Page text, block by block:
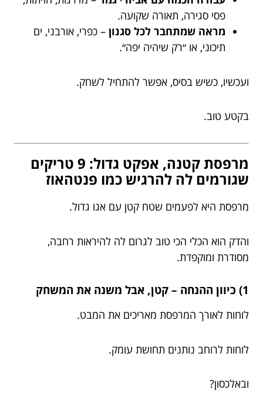
פסי סגירה, תאורה שקועה.
מראה שמתחבר לכל סגנון – כפרי, אורבני, ים
תיכוני, או ״רק שיהיה יפה״.
ועכשיו, כשיש בסיס, אפשר להתחיל לשחק.
בקטע טוב.
מרפסת קטנה, אפקט גדול: 9 טריקים
שגורמים לה להרגיש כמו פנטהאוז
מרפסת היא לפעמים שטח קטן עם אגו גדול.
והדק הוא הכלי הכי טוב לגרום לה להיראות רחבה,
מסודרת ומוקפדת.
1) כיוון ההנחה – קטן, אבל משנה את המשחק
לוחות לאורך המרפסת מאריכים את המבט.
לוחות לרוחב נותנים תחושת עומק.
ובאלכסון?